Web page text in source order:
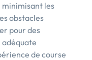
minimisant les
obstacles
pour des
de course